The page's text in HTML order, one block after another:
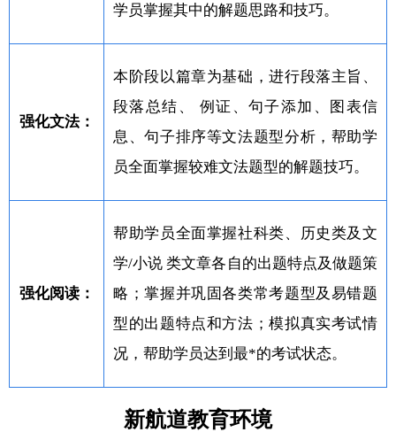
学员掌握其中的解题思路和技巧。
强化文法：
本阶段以篇章为基础，进行段落主旨、
段落总结、 例证、句子添加、图表信
息、句子排序等文法题型分析，帮助学
员全面掌握较难文法题型的解题技巧。
强化阅读：
帮助学员全面掌握社科类、历史类及文
学/小说 类文章各自的出题特点及做题策
略；掌握并巩固各类常考题型及易错题
型的出题特点和方法；模拟真实考试情
况，帮助学员达到最*的考试状态。
新航道教育环境